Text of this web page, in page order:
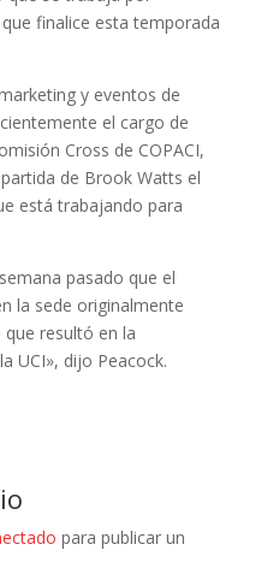
finalice esta temporada
y eventos de
el cargo de
Cross de COPACI,
de Brook Watts el
está trabajando para
pasado que el
la sede originalmente
que resultó en la
UCI», dijo Peacock.
para publicar un